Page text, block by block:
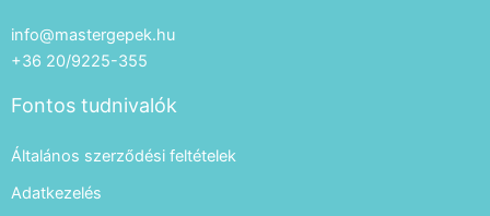
info@mastergepek.hu
+36 20/9225-355
Fontos tudnivalók
Általános szerződési feltételek
Adatkezelés